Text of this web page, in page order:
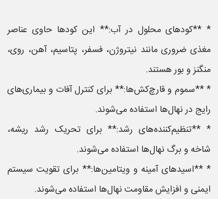
* **کودهای محلول در آب:** این کودها حاوی عناصر
مغذی ضروری مانند نیتروژن، فسفر، پتاسیم، آهن، روی،
منگنز و بور هستند.
* **سموم و قارچ‌کش‌ها:** برای کنترل آفات و بیماری‌های
رایج در نهال‌ها استفاده می‌شوند.
* **تنظیم‌کننده‌های رشد:** برای تحریک رشد ریشه،
شاخه و برگ نهال‌ها استفاده می‌شوند.
* **اسیدهای آمینه و ویتامین‌ها:** برای تقویت سیستم
ایمنی و افزایش مقاومت نهال‌ها استفاده می‌شوند.